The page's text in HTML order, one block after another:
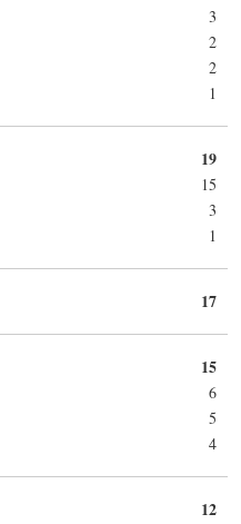
3
2
2
1
19
15
3
1
17
15
6
5
4
12